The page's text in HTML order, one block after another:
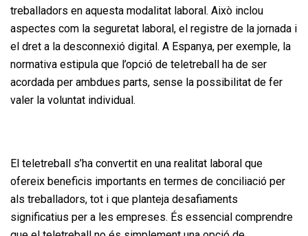
treballadors en aquesta modalitat laboral. Això inclou
aspectes com la seguretat laboral, el registre de la jornada i
el dret a la desconnexió digital. A Espanya, per exemple, la
normativa estipula que l’opció de teletreball ha de ser
acordada per ambdues parts, sense la possibilitat de fer
valer la voluntat individual.
El teletreball s’ha convertit en una realitat laboral que
ofereix beneficis importants en termes de conciliació per
als treballadors, tot i que planteja desafiaments
significatius per a les empreses. És essencial comprendre